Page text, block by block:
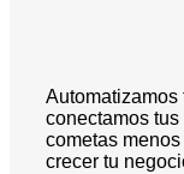
Automatizamos
conectamos
cometas
crecer tu